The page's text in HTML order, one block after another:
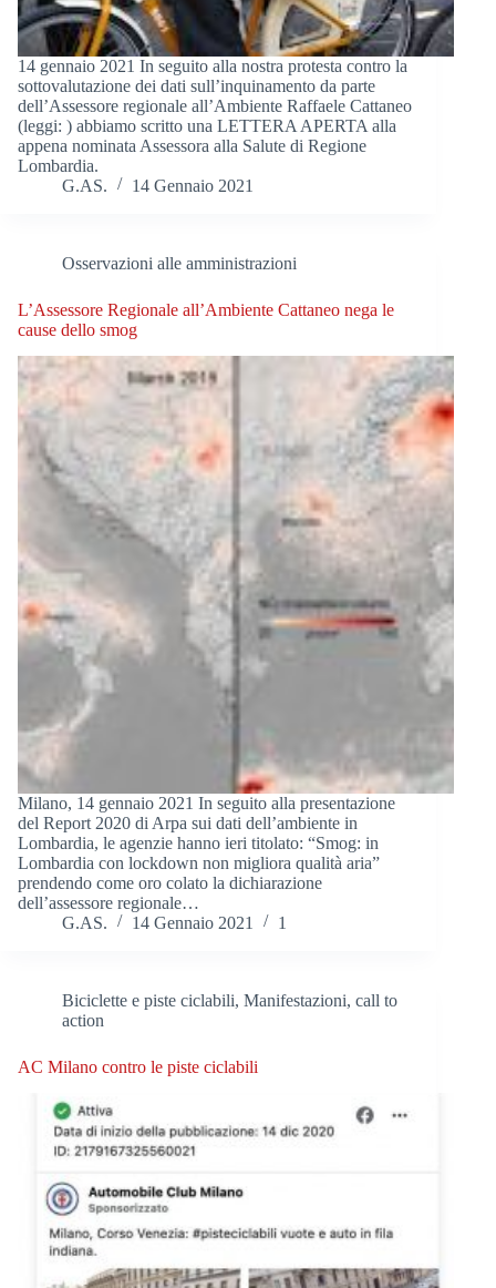
14 gennaio 2021 In seguito alla nostra protesta contro la
sottovalutazione dei dati sull’inquinamento da parte
dell’Assessore regionale all’Ambiente Raffaele Cattaneo
(leggi: ) abbiamo scritto una LETTERA APERTA alla
appena nominata Assessora alla Salute di Regione
Lombardia.
G.AS.
14 Gennaio 2021
Osservazioni alle amministrazioni
L’Assessore Regionale all’Ambiente Cattaneo nega le
cause dello smog
Milano, 14 gennaio 2021 In seguito alla presentazione
del Report 2020 di Arpa sui dati dell’ambiente in
Lombardia, le agenzie hanno ieri titolato: “Smog: in
Lombardia con lockdown non migliora qualità aria”
prendendo come oro colato la dichiarazione
dell’assessore regionale…
G.AS.
14 Gennaio 2021 1
Biciclette e piste ciclabili, Manifestazioni, call to
action
AC Milano contro le piste ciclabili